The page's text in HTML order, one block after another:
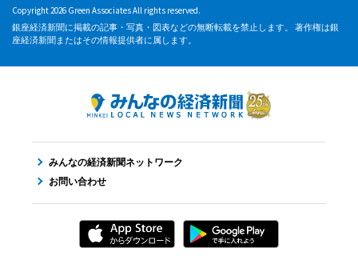
Copyright 2026 Green Associates All rights reserved.
銀座経済新聞に掲載の記事・写真・図表などの無断転載を禁止します。 著作権は銀
座経済新聞またはその情報提供者に属します。
みんなの経済新聞ネットワーク
お問い合わせ